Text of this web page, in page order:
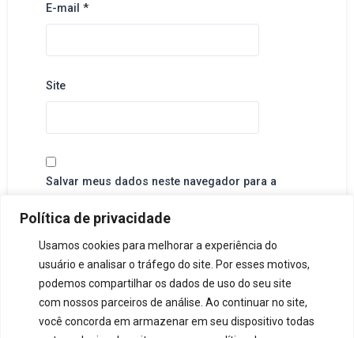
Política de privacidade
Usamos cookies para melhorar a experiência do
usuário e analisar o tráfego do site. Por esses motivos,
podemos compartilhar os dados de uso do seu site
com nossos parceiros de análise. Ao continuar no site,
você concorda em armazenar em seu dispositivo todas
E-mail *
Site
Salvar meus dados neste navegador para a